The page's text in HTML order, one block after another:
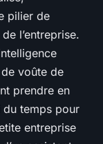
pilier de
l’entreprise.
voûte de
prendre en
du temps pour
entreprise